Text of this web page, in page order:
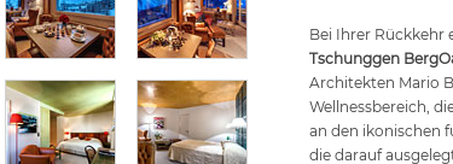
Bei Ihrer Rückkehr
Tschunggen
Architekten Mario
Wellnessbereich,
an den ikonischen
die darauf